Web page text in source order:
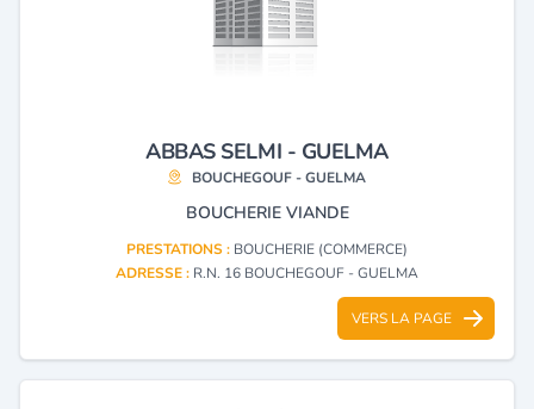
ABBAS SELMI - GUELMA
BOUCHEGOUF - GUELMA
BOUCHERIE VIANDE
PRESTATIONS : BOUCHERIE (COMMERCE)
ADRESSE : R.N. 16 BOUCHEGOUF - GUELMA
VERS LA PAGE